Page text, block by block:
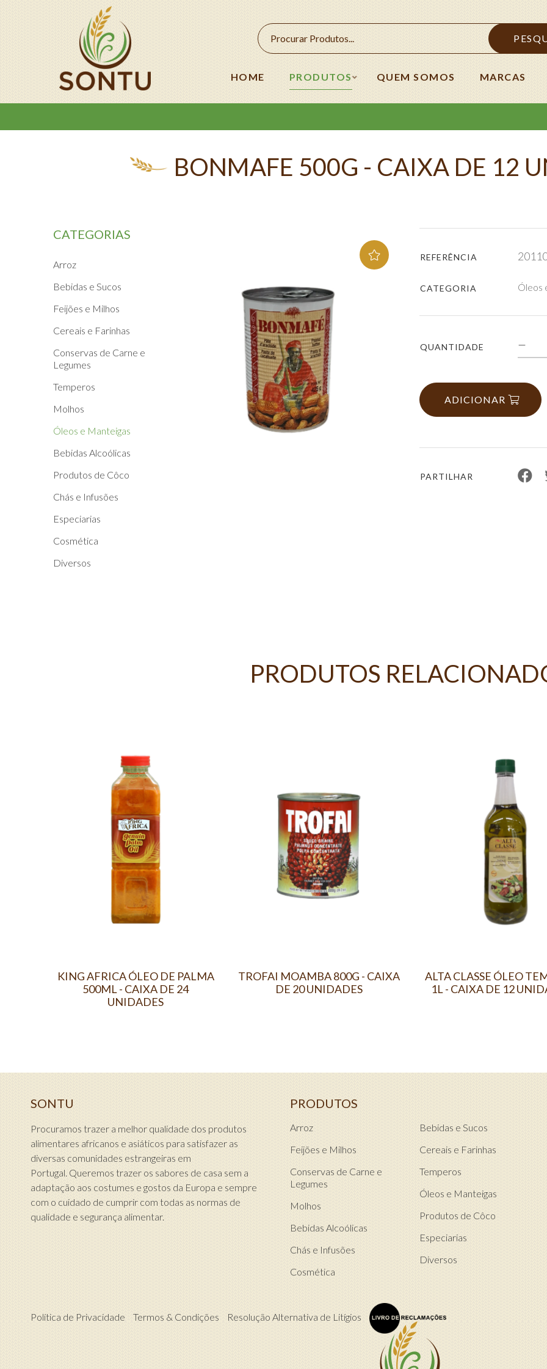
HOME PRODUTOS QUEM SOMOS MARCAS
BONMAFE 500G - CAIXA DE 12
CATEGORIAS
Arroz
Bebidas e Sucos
Feijões e Milhos
Cereais e Farinhas
Conservas de Carne e
Legumes
Temperos
Molhos
Óleos e Manteigas
Bebidas Alcoólicas
Produtos de Côco
Chás e Infusões
Especiarias
Cosmética
Diversos
REFERÊNCIA
CATEGORIA Óleos
QUANTIDADE
ADICIONAR
PARTILHAR
PRODUTOS
KING AFRICA ÓLEO DE PALMA
500ML - CAIXA DE 24
UNIDADES
TROFAI MOAMBA 800G - CAIXA
DE 20 UNIDADES
ALTA CLASSE ÓLEO
1L - CAIXA DE 12
SONTU
Procuramos trazer a melhor qualidade dos produtos
alimentares africanos e asiáticos para satisfazer as
diversas comunidades estrangeiras em
Portugal. Queremos trazer os sabores de casa sem a
adaptação aos costumes e gostos da Europa e sempre
com o cuidado de cumprir com todas as normas de
qualidade e segurança alimentar.
PRODUTOS
Arroz
Feijões e Milhos
Conservas de Carne e
Legumes
Molhos
Bebidas Alcoólicas
Chás e Infusões
Cosmética
Bebidas e Sucos
Cereais e Farinhas
Temperos
Óleos e Manteigas
Produtos de Côco
Especiarias
Diversos
Política de Privacidade Termos & Condições Resolução Alternativa de Litígios